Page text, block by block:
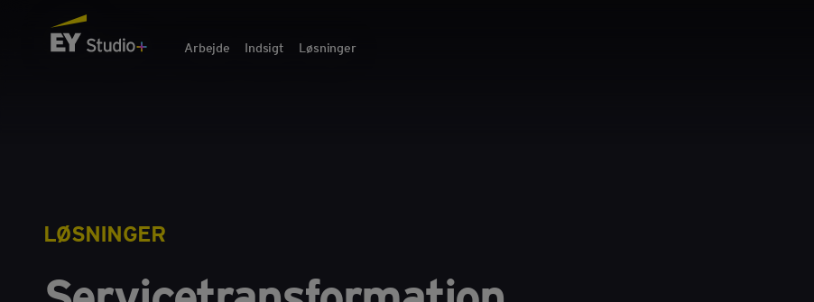
Arbejde Indsigt Løsninger
LØSNINGER